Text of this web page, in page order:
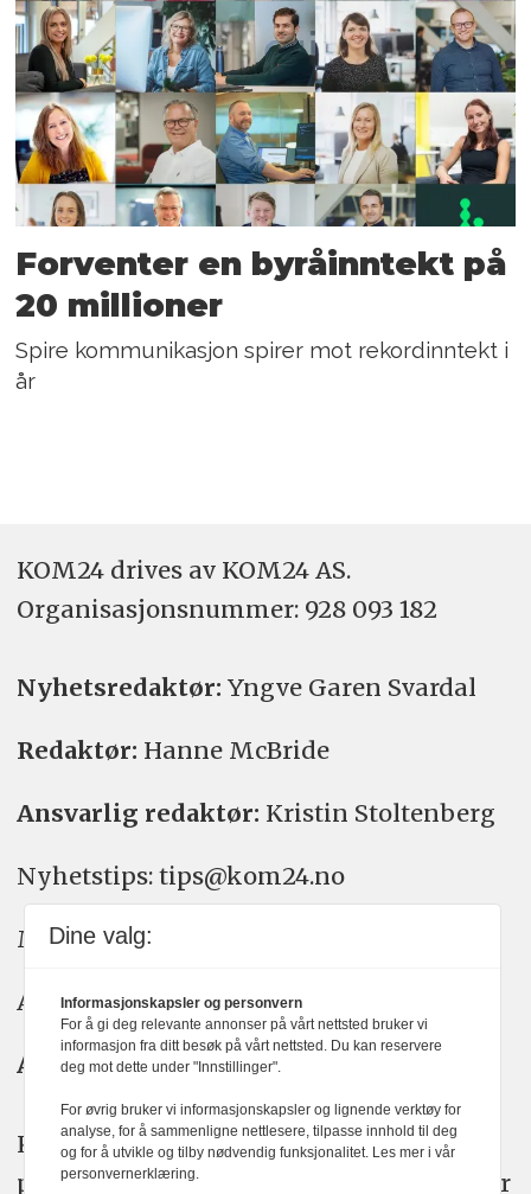
Forventer en byråinntekt på
20 millioner
Spire kommunikasjon spirer mot rekordinntekt i
år
KOM24 drives av KOM24 AS.
Organisasjons­nummer: 928 093 182
Nyhetsredaktør: Yngve Garen Svardal
Redaktør: Hanne McBride
Ansvarlig redaktør: Kristin Stoltenberg
Nyhetstips: tips@kom24.no
Meninger: meninger@kom24.no
Annonse: annonse@watchmedia.no
Abonnement:kom24@watchmedia.no
KOM24 arbeider etter Vær Varsom-
plakatens regler for god presseskikk. Her
Dine valg:
Informasjonskapsler og personvern
For å gi deg relevante annonser på vårt nettsted bruker vi
informasjon fra ditt besøk på vårt nettsted. Du kan reservere
deg mot dette under "Innstillinger".
For øvrig bruker vi informasjonskapsler og lignende verktøy for
analyse, for å sammenligne nettlesere, tilpasse innhold til deg
og for å utvikle og tilby nødvendig funksjonalitet. Les mer i vår
personvernerklæring.